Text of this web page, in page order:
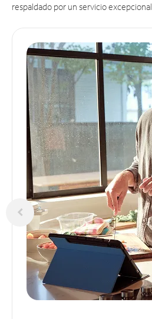
respaldado por un servicio excepcional.